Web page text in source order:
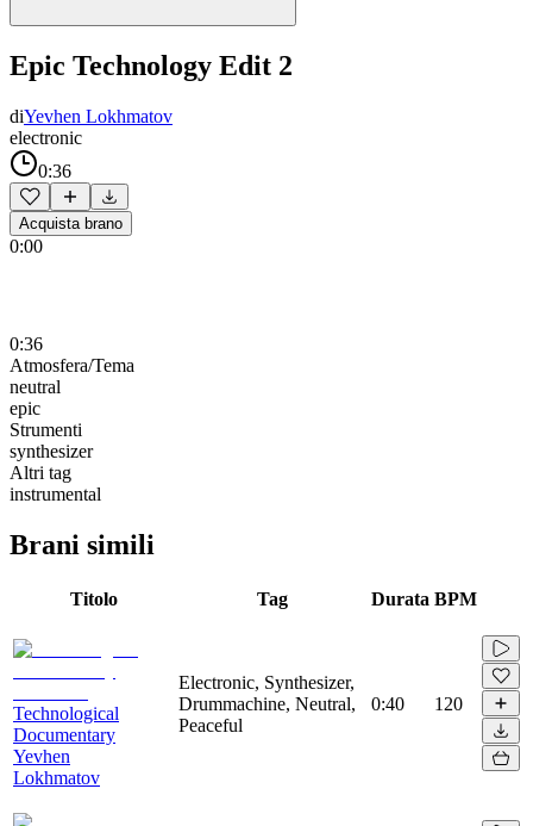
Epic Technology Edit 2
diYevhen Lokhmatov
electronic
0:36
Acquista brano
0:00
0:36
Atmosfera/Tema
neutral
epic
Strumenti
synthesizer
Altri tag
instrumental
Brani simili
Titolo Tag Durata BPM
Technological
Documentary
Yevhen
Lokhmatov
Electronic, Synthesizer,
Drummachine, Neutral,
Peaceful
0:40 120